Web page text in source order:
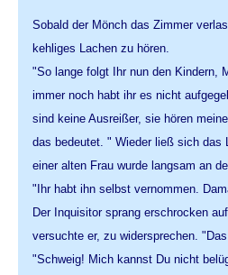
Sobald der Mönch das Zimmer
kehliges Lachen zu hören.
"So lange folgt Ihr nun den Kindern,
immer noch habt ihr es nicht
sind keine Ausreißer, sie hören
das bedeutet. " Wieder ließ sich das
einer alten Frau wurde langsam an
"Ihr habt ihn selbst vernommen.
Der Inquisitor sprang erschrocken
versuchte er, zu widersprechen.
"Schweig! Mich kannst Du nicht